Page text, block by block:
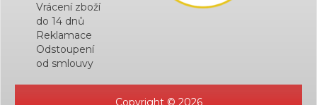
Vrácení zboží
do 14 dnů
Reklamace
Odstoupení
od smlouvy
Copyright © 2026